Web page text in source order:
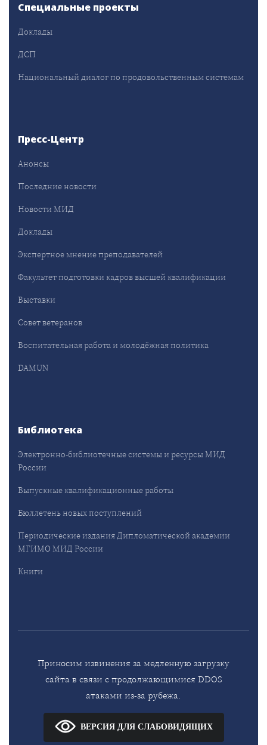
Специальные проекты
Доклады
ДСП
Национальный диалог по продовольственным системам
Пресс-Центр
Анонсы
Последние новости
Новости МИД
Доклады
Экспертное мнение преподавателей
Факультет подготовки кадров высшей квалификации
Выставки
Совет ветеранов
Воспитательная работа и молодёжная политика
DAMUN
Библиотека
Электронно-библиотечные системы и ресурсы МИД
России
Выпускные квалификационные работы
Бюллетень новых поступлений
Периодические издания Дипломатической академии
МГИМО МИД России
Книги
Приносим извинения за медленную загрузку
сайта в связи с продолжающимися DDOS
атаками из-за рубежа.
ВЕРСИЯ ДЛЯ СЛАБОВИДЯЩИХ